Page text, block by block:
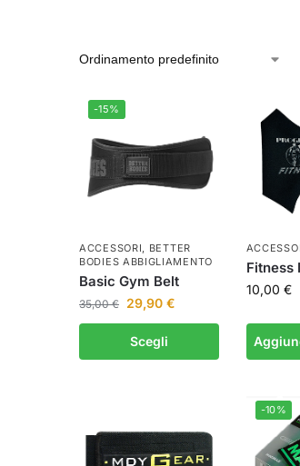
-15%
ACCESSORI
BETTER
BODIES ABBIGLIAMENTO
Basic Gym Belt
35,00€ 29,90 €
Scegli
Fitness
10,00 €
-10%